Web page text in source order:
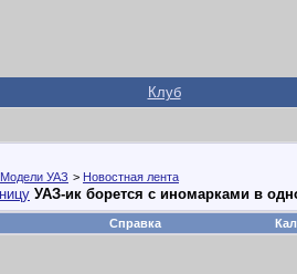
Клуб
Модели УАЗ > Новостная лента
УАЗ-ик борется с иномарками в
Справка